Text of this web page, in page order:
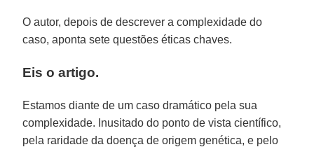
O autor, depois de descrever a complexidade do
caso, aponta sete questões éticas chaves.
Eis o artigo.
Estamos diante de um caso dramático pela sua
complexidade. Inusitado do ponto de vista científico,
pela raridade da doença de origem genética, e pelo